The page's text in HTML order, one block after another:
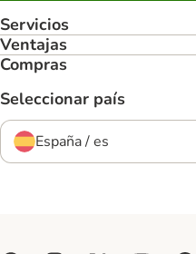
Servicios
Ventajas
Compras
Seleccionar país
España / es